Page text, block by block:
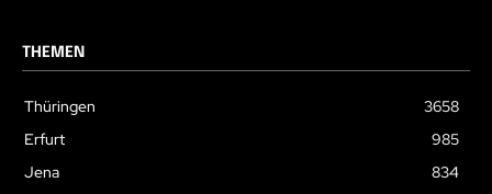
THEMEN
Thüringen
3658
Erfurt
985
Jena
834